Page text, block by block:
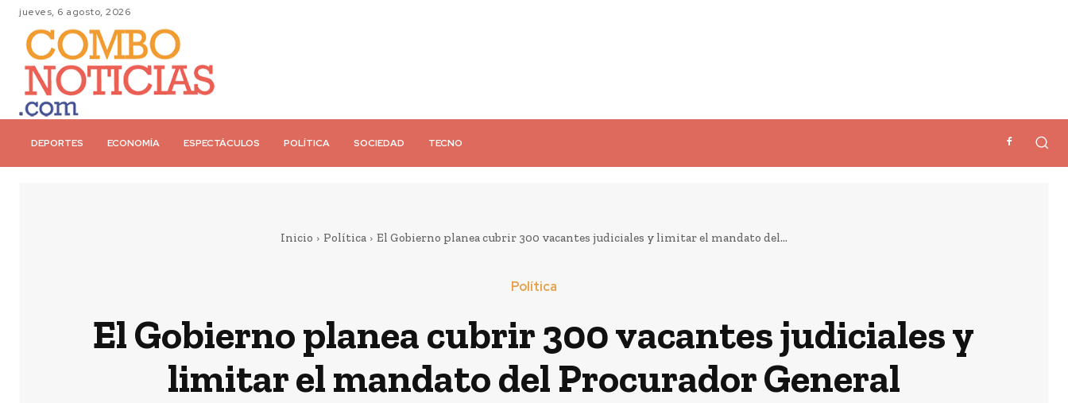
jueves, 6 agosto, 2026
DEPORTES ECONOMÍA ESPECTÁCULOS POLÍTICA SOCIEDAD TECNO
Inicio Política El Gobierno planea cubrir 300 vacantes judiciales y limitar el mandato del...
Política
El Gobierno planea cubrir 300 vacantes judiciales y
limitar el mandato del Procurador General